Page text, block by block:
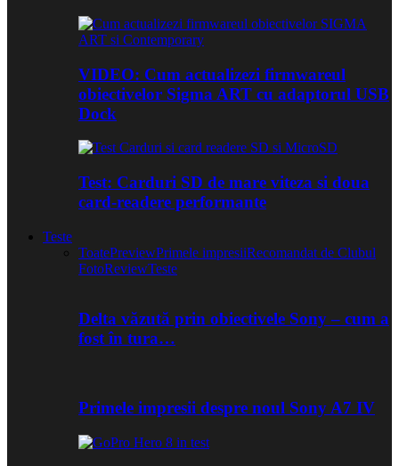
VIDEO: Cum actualizezi firmwareul
obiectivelor Sigma ART cu adaptorul USB
Dock
Test: Carduri SD de mare viteza si doua
card-readere performante
Teste
ToatePreviewPrimele impresiiRecomandat de Clubul
FotoReviewTeste
Delta văzută prin obiectivele Sony – cum a
fost în tura…
Primele impresii despre noul Sony A7 IV